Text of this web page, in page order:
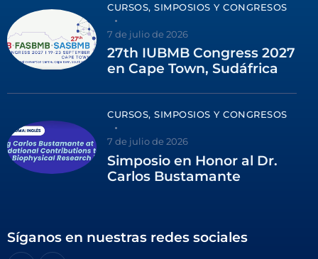
CURSOS, SIMPOSIOS Y CONGRESOS
7 de julio de 2026
27th IUBMB Congress 2027
en Cape Town, Sudáfrica
CURSOS, SIMPOSIOS Y CONGRESOS
7 de julio de 2026
Simposio en Honor al Dr.
Carlos Bustamante
Síganos en nuestras redes sociales